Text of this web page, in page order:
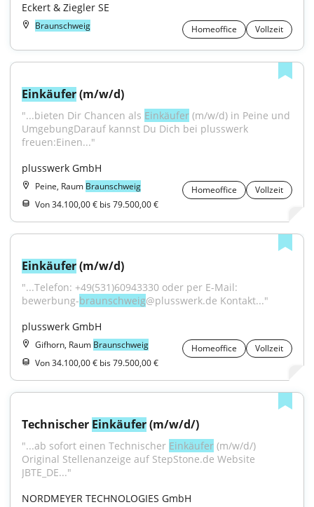
Eckert & Ziegler SE
Braunschweig Homeoffice Vollzeit
Einkäufer (m/w/d)
"...bieten Dir Chancen als Einkäufer (m/w/d) in Peine und
UmgebungDarauf kannst Du Dich bei plusswerk
freuen:Einen..."
plusswerk GmbH
Peine, Raum Braunschweig Homeoffice
Vollzeit
Von 34.100,00 € bis 79.500,00 €
Einkäufer (m/w/d)
"...Telefon: +49(531)60943330 oder per E-Mail:
bewerbung-braunschweig@plusswerk.de Kontakt..."
plusswerk GmbH
Gifhorn, Raum Braunschweig Homeoffice
Vollzeit
Von 34.100,00 € bis 79.500,00 €
Technischer Einkäufer (m/w/d/)
"...ab sofort einen Technischer Einkäufer (m/w/d/)
Original Stellenanzeige auf StepStone.de Website
JBTE_DE..."
NORDMEYER TECHNOLOGIES GmbH